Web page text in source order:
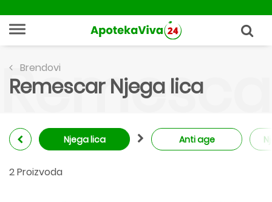
Brendovi
Remescar Njega lica
Njega lica Anti age
2 Proizvoda